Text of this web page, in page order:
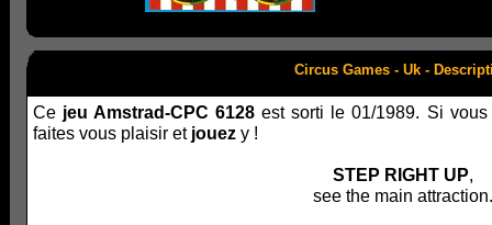
Circus Games - Uk -
Ce jeu Amstrad-CPC 6128est sorti le 01/1989. Si
faites vous plaisir et jouezy !
STEP RIGHT UP,
see the main attraction.